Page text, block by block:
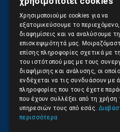
Γεωργίου Κρέμου 13-17,
Αθήνα, Ελλάδα
210.9566.401(11.30-17.00)
210.9566.402
Email:info@pds.com.gr
Χρησιμοποιούμε cookies για να
εξατομικεύσουμε το περιεχόμενο,
διαφημίσεις και να αναλύσουμε
επισκεψιμότητά μας.
επίσης πληροφορίες σχετικά με
του ιστότοπού μας με τους
διαφήμισης και ανάλυσης, οι
ενδέχεται να τις συνδυάσουν με
πληροφορίες που τους έχετε
που έχουν συλλέξει από τη χρήση
υπηρεσιών τους από εσάς.
περισσότερα